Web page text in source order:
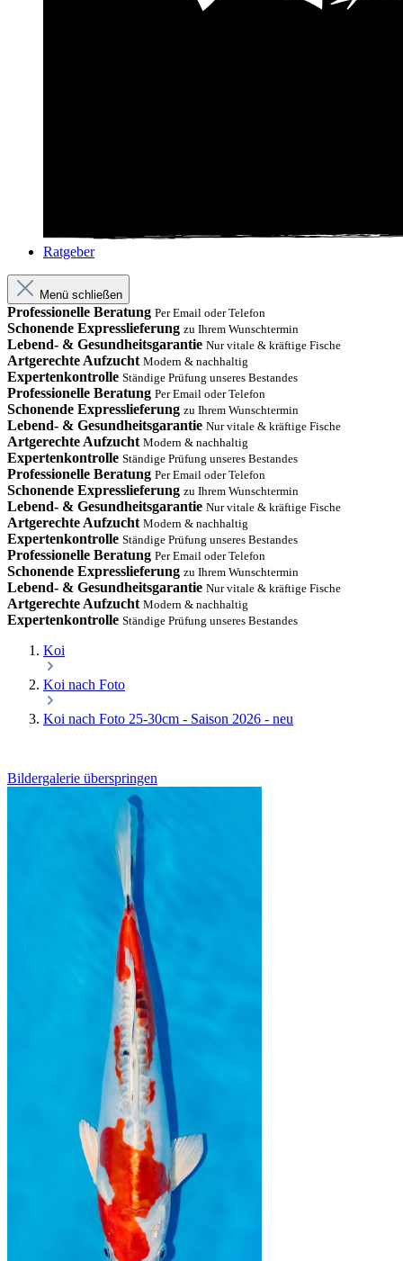
Ratgeber
Menü schließen
Professionelle Beratung Per Email oder Telefon
Schonende Expresslieferung zu Ihrem Wunschtermin
Lebend- & Gesundheitsgarantie Nur vitale & kräftige Fische
Artgerechte Aufzucht Modern & nachhaltig
Expertenkontrolle Ständige Prüfung unseres Bestandes
Professionelle Beratung Per Email oder Telefon
Schonende Expresslieferung zu Ihrem Wunschtermin
Lebend- & Gesundheitsgarantie Nur vitale & kräftige Fische
Artgerechte Aufzucht Modern & nachhaltig
Expertenkontrolle Ständige Prüfung unseres Bestandes
Professionelle Beratung Per Email oder Telefon
Schonende Expresslieferung zu Ihrem Wunschtermin
Lebend- & Gesundheitsgarantie Nur vitale & kräftige Fische
Artgerechte Aufzucht Modern & nachhaltig
Expertenkontrolle Ständige Prüfung unseres Bestandes
Professionelle Beratung Per Email oder Telefon
Schonende Expresslieferung zu Ihrem Wunschtermin
Lebend- & Gesundheitsgarantie Nur vitale & kräftige Fische
Artgerechte Aufzucht Modern & nachhaltig
Expertenkontrolle Ständige Prüfung unseres Bestandes
Koi
Koi nach Foto
Koi nach Foto 25-30cm - Saison 2026 - neu
Bildergalerie überspringen